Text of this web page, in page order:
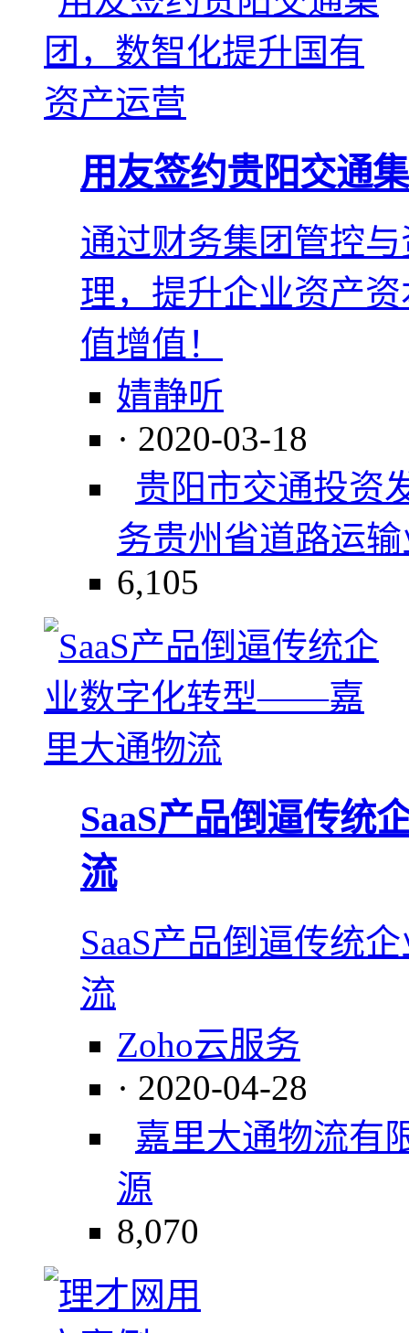
用友签约贵阳交通
通过财务集团管控
理，提升企业资产
值增值！
婧静听
· 2020-03-18
贵阳市交通投资
务贵州省道路运
6,105
SaaS产品倒逼传
流
SaaS产品倒逼传统
流
Zoho云服务
· 2020-04-28
嘉里大通物流有
源
8,070